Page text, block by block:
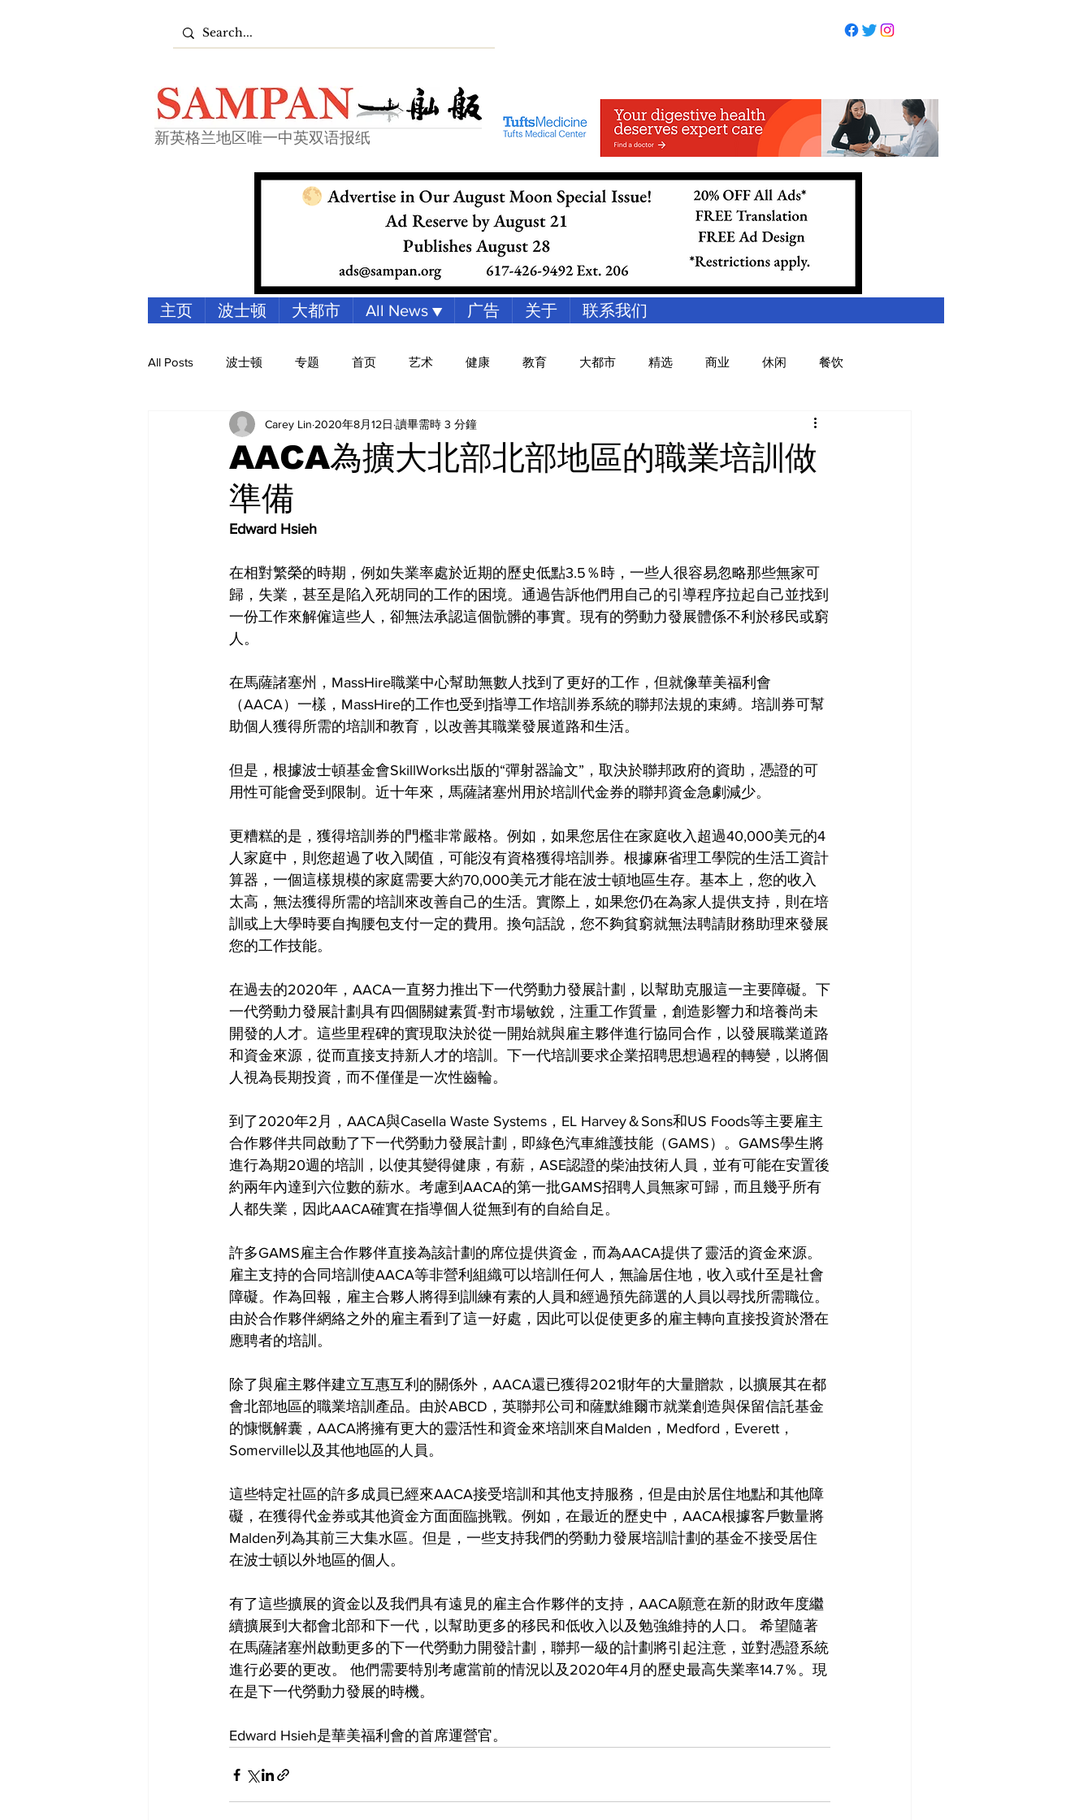
新英格兰地区唯一中英双语报纸
主页 波士顿 大都市 All News ▼ 广告 关于 联系我们
All Posts 波士顿 专题 首页 艺术 健康 教育 大都市 精选 商业 休闲 餐饮
AACA為擴大北部北部地區的職業培訓做
準備
Carey Lin 2020年8月12日 讀畢需時 3 分鐘
Edward Hsieh
在相對繁榮的時期，例如失業率處於近期的歷史低點3.5％時，一些人很容易忽略那些無家可
歸，失業，甚至是陷入死胡同的工作的困境。通過告訴他們用自己的引導程序拉起自己並找到
一份工作來解僱這些人，卻無法承認這個骯髒的事實。現有的勞動力發展體係不利於移民或窮
人。
在馬薩諸塞州，MassHire職業中心幫助無數人找到了更好的工作，但就像華美福利會
（AACA）一樣，MassHire的工作也受到指導工作培訓券系統的聯邦法規的束縛。培訓券可幫
助個人獲得所需的培訓和教育，以改善其職業發展道路和生活。
但是，根據波士頓基金會SkillWorks出版的“彈射器論文”，取決於聯邦政府的資助，憑證的可
用性可能會受到限制。近十年來，馬薩諸塞州用於培訓代金券的聯邦資金急劇減少。
更糟糕的是，獲得培訓券的門檻非常嚴格。例如，如果您居住在家庭收入超過40,000美元的4
人家庭中，則您超過了收入閾值，可能沒有資格獲得培訓券。根據麻省理工學院的生活工資計
算器，一個這樣規模的家庭需要大約70,000美元才能在波士頓地區生存。基本上，您的收入
太高，無法獲得所需的培訓來改善自己的生活。實際上，如果您仍在為家人提供支持，則在培
訓或上大學時要自掏腰包支付一定的費用。換句話說，您不夠貧窮就無法聘請財務助理來發展
您的工作技能。
在過去的2020年，AACA一直努力推出下一代勞動力發展計劃，以幫助克服這一主要障礙。下
一代勞動力發展計劃具有四個關鍵素質-對市場敏銳，注重工作質量，創造影響力和培養尚未
開發的人才。這些里程碑的實現取決於從一開始就與雇主夥伴進行協同合作，以發展職業道路
和資金來源，從而直接支持新人才的培訓。下一代培訓要求企業招聘思想過程的轉變，以將個
人視為長期投資，而不僅僅是一次性齒輪。
到了2020年2月，AACA與Casella Waste Systems，EL Harvey＆Sons和US Foods等主要雇主
合作夥伴共同啟動了下一代勞動力發展計劃，即綠色汽車維護技能（GAMS）。GAMS學生將
進行為期20週的培訓，以使其變得健康，有薪，ASE認證的柴油技術人員，並有可能在安置後
約兩年內達到六位數的薪水。考慮到AACA的第一批GAMS招聘人員無家可歸，而且幾乎所有
人都失業，因此AACA確實在指導個人從無到有的自給自足。
許多GAMS雇主合作夥伴直接為該計劃的席位提供資金，而為AACA提供了靈活的資金來源。
雇主支持的合同培訓使AACA等非營利組織可以培訓任何人，無論居住地，收入或什至是社會
障礙。作為回報，雇主合夥人將得到訓練有素的人員和經過預先篩選的人員以尋找所需職位。
由於合作夥伴網絡之外的雇主看到了這一好處，因此可以促使更多的雇主轉向直接投資於潛在
應聘者的培訓。
除了與雇主夥伴建立互惠互利的關係外，AACA還已獲得2021財年的大量贈款，以擴展其在都
會北部地區的職業培訓產品。由於ABCD，英聯邦公司和薩默維爾市就業創造與保留信託基金
的慷慨解囊，AACA將擁有更大的靈活性和資金來培訓來自Malden，Medford，Everett，
Somerville以及其他地區的人員。
這些特定社區的許多成員已經來AACA接受培訓和其他支持服務，但是由於居住地點和其他障
礙，在獲得代金券或其他資金方面面臨挑戰。例如，在最近的歷史中，AACA根據客戶數量將
Malden列為其前三大集水區。但是，一些支持我們的勞動力發展培訓計劃的基金不接受居住
在波士頓以外地區的個人。
有了這些擴展的資金以及我們具有遠見的雇主合作夥伴的支持，AACA願意在新的財政年度繼
續擴展到大都會北部和下一代，以幫助更多的移民和低收入以及勉強維持的人口。 希望隨著
在馬薩諸塞州啟動更多的下一代勞動力開發計劃，聯邦一級的計劃將引起注意，並對憑證系統
進行必要的更改。 他們需要特別考慮當前的情況以及2020年4月的歷史最高失業率14.7％。現
在是下一代勞動力發展的時機。
Edward Hsieh是華美福利會的首席運營官。